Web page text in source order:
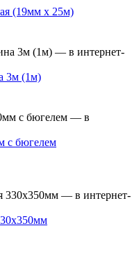
(19мм х 25м)
3м (1м)
с бюгелем